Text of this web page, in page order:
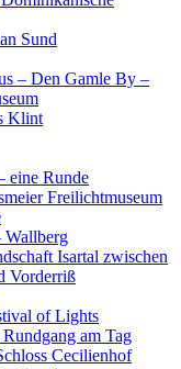
Sund
– Den Gamle By –
Klint
eine Runde
Freilichtmuseum
Wallberg
Isartal zwischen
Vorderriß
of Lights
am Tag
Cecilienhof